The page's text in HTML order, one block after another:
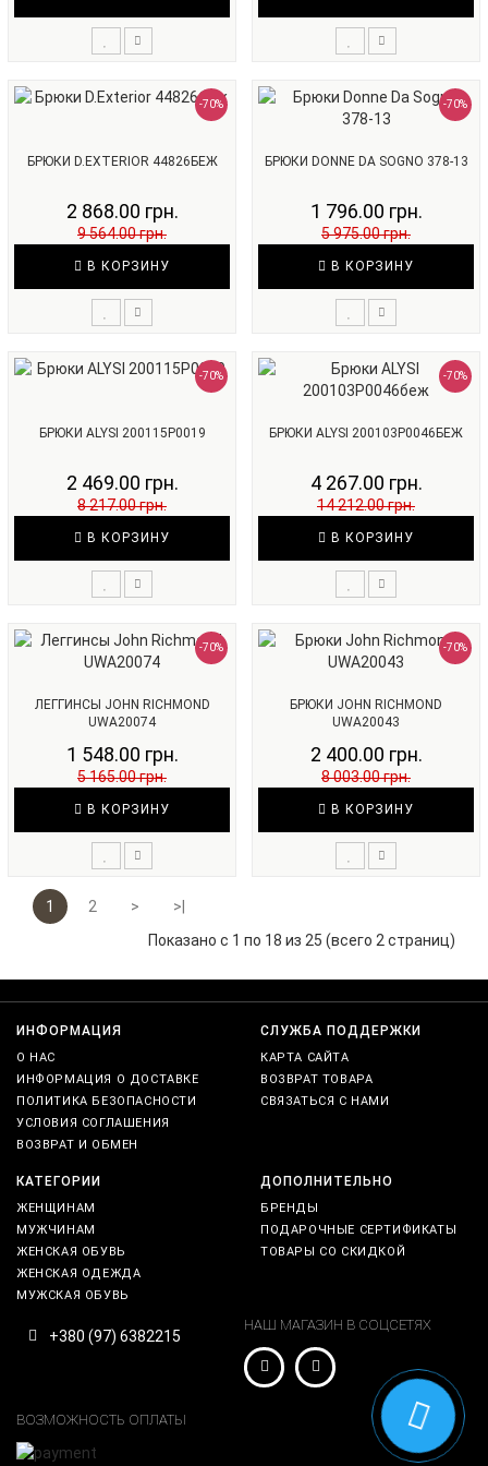
-70%
БРЮКИ D.EXTERIOR 44826БЕЖ
2 868.00 грн.
9 564.00 грн.
В КОРЗИНУ
-70%
БРЮКИ DONNE DA SOGNO 378-13
1 796.00 грн.
5 975.00 грн.
В КОРЗИНУ
-70%
БРЮКИ ALYSI 200115P0019
2 469.00 грн.
8 217.00 грн.
В КОРЗИНУ
-70%
БРЮКИ ALYSI 200103P0046БЕЖ
4 267.00 грн.
14 212.00 грн.
В КОРЗИНУ
-70%
ЛЕГГИНСЫ JOHN RICHMOND
UWA20074
1 548.00 грн.
5 165.00 грн.
В КОРЗИНУ
-70%
БРЮКИ JOHN RICHMOND
UWA20043
2 400.00 грн.
8 003.00 грн.
В КОРЗИНУ
1 2 >
>|
Показано с 1 по 18 из 25 (всего 2 страниц)
ИНФОРМАЦИЯ
О НАС
ИНФОРМАЦИЯ О ДОСТАВКЕ
ПОЛИТИКА БЕЗОПАСНОСТИ
УСЛОВИЯ СОГЛАШЕНИЯ
ВОЗВРАТ И ОБМЕН
СЛУЖБА ПОДДЕРЖКИ
КАРТА САЙТА
ВОЗВРАТ ТОВАРА
СВЯЗАТЬСЯ С НАМИ
КАТЕГОРИИ
ЖЕНЩИНАМ
МУЖЧИНАМ
ЖЕНСКАЯ ОБУВЬ
ЖЕНСКАЯ ОДЕЖДА
МУЖСКАЯ ОБУВЬ
ДОПОЛНИТЕЛЬНО
БРЕНДЫ
ПОДАРОЧНЫЕ СЕРТИФИКАТЫ
ТОВАРЫ СО СКИДКОЙ
+380 (97) 6382215
НАШ МАГАЗИН В СОЦСЕТЯХ
ВОЗМОЖНОСТЬ ОПЛАТЫ